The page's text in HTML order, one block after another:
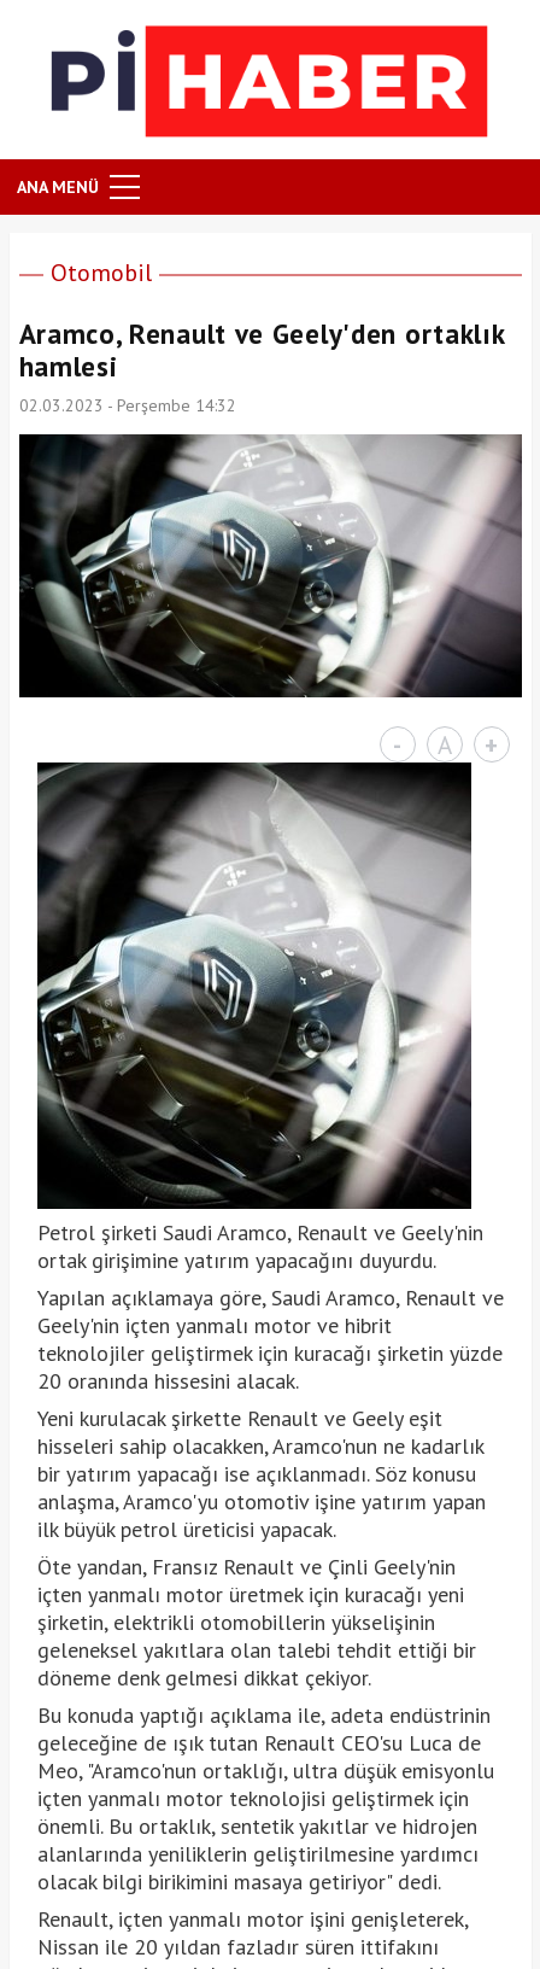
ANA MENÜ
Otomobil
Aramco, Renault ve Geely'den ortaklık
hamlesi
02.03.2023 - Perşembe 14:32
- A +
Petrol şirketi Saudi Aramco, Renault ve Geely'nin
ortak girişimine yatırım yapacağını duyurdu.
Yapılan açıklamaya göre, Saudi Aramco, Renault ve
Geely'nin içten yanmalı motor ve hibrit
teknolojiler geliştirmek için kuracağı şirketin yüzde
20 oranında hissesini alacak.
Yeni kurulacak şirkette Renault ve Geely eşit
hisseleri sahip olacakken, Aramco'nun ne kadarlık
bir yatırım yapacağı ise açıklanmadı. Söz konusu
anlaşma, Aramco'yu otomotiv işine yatırım yapan
ilk büyük petrol üreticisi yapacak.
Öte yandan, Fransız Renault ve Çinli Geely'nin
içten yanmalı motor üretmek için kuracağı yeni
şirketin, elektrikli otomobillerin yükselişinin
geleneksel yakıtlara olan talebi tehdit ettiği bir
döneme denk gelmesi dikkat çekiyor.
Bu konuda yaptığı açıklama ile, adeta endüstrinin
geleceğine de ışık tutan Renault CEO'su Luca de
Meo, "Aramco'nun ortaklığı, ultra düşük emisyonlu
içten yanmalı motor teknolojisi geliştirmek için
önemli. Bu ortaklık, sentetik yakıtlar ve hidrojen
alanlarında yeniliklerin geliştirilmesine yardımcı
olacak bilgi birikimini masaya getiriyor" dedi.
Renault, içten yanmalı motor işini genişleterek,
Nissan ile 20 yıldan fazladır süren ittifakını